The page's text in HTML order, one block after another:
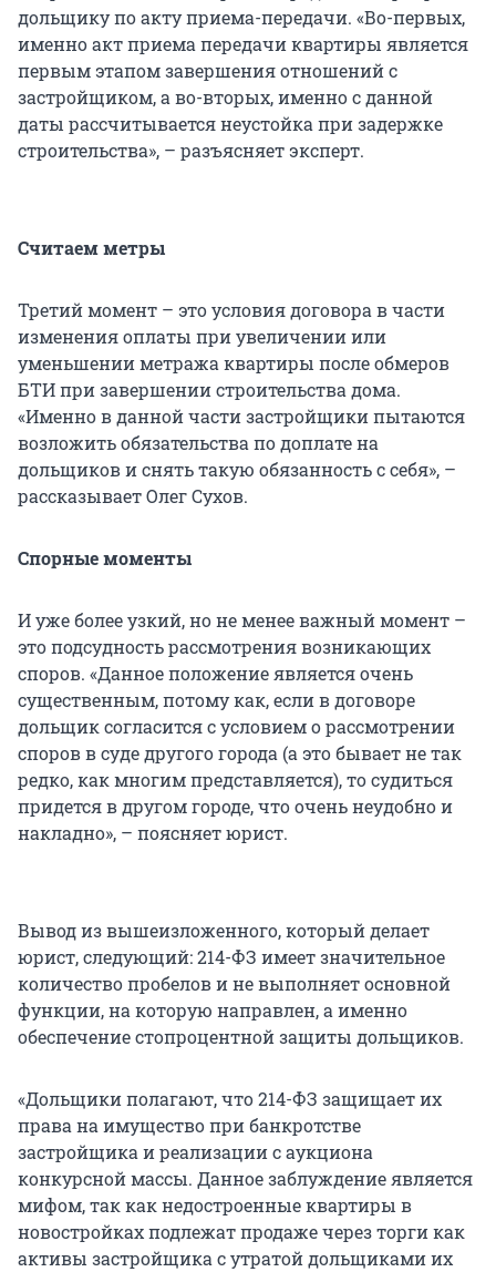
дольщику по акту приема-передачи. «Во-первых,
именно акт приема передачи квартиры является
первым этапом завершения отношений с
застройщиком, а во-вторых, именно с данной
даты рассчитывается неустойка при задержке
строительства», – разъясняет эксперт.
Считаем метры
Третий момент – это условия договора в части
изменения оплаты при увеличении или
уменьшении метража квартиры после обмеров
БТИ при завершении строительства дома.
«Именно в данной части застройщики пытаются
возложить обязательства по доплате на
дольщиков и снять такую обязанность с себя», –
рассказывает Олег Сухов.
Спорные моменты
И уже более узкий, но не менее важный момент –
это подсудность рассмотрения возникающих
споров. «Данное положение является очень
существенным, потому как, если в договоре
дольщик согласится с условием о рассмотрении
споров в суде другого города (а это бывает не так
редко, как многим представляется), то судиться
придется в другом городе, что очень неудобно и
накладно», – поясняет юрист.
Вывод из вышеизложенного, который делает
юрист, следующий: 214-ФЗ имеет значительное
количество пробелов и не выполняет основной
функции, на которую направлен, а именно
обеспечение стопроцентной защиты дольщиков.
«Дольщики полагают, что 214-ФЗ защищает их
права на имущество при банкротстве
застройщика и реализации с аукциона
конкурсной массы. Данное заблуждение является
мифом, так как недостроенные квартиры в
новостройках подлежат продаже через торги как
активы застройщика с утратой дольщиками их